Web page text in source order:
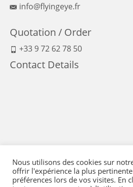
info@flyingeye.fr
Quotation / Order
+33 9 72 62 78 50
Contact Details
Nous utilisons des cookies sur
offrir l'expérience la plus
préférences lors de vos visites. En